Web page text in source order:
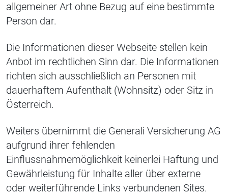
allgemeiner Art ohne Bezug auf eine bestimmte
Person dar.
Die Informationen dieser Webseite stellen kein
Anbot im rechtlichen Sinn dar. Die Informationen
richten sich ausschließlich an Personen mit
dauerhaftem Aufenthalt (Wohnsitz) oder Sitz in
Österreich.
Weiters übernimmt die Generali Versicherung AG
aufgrund ihrer fehlenden
Einflussnahmemöglichkeit keinerlei Haftung und
Gewährleistung für Inhalte aller über externe
oder weiterführende Links verbundenen Sites.